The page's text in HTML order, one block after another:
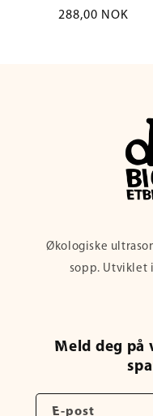
Vanlig
288,00 NOK
Økologiske
sopp. Utviklet
Meld deg på
E-post